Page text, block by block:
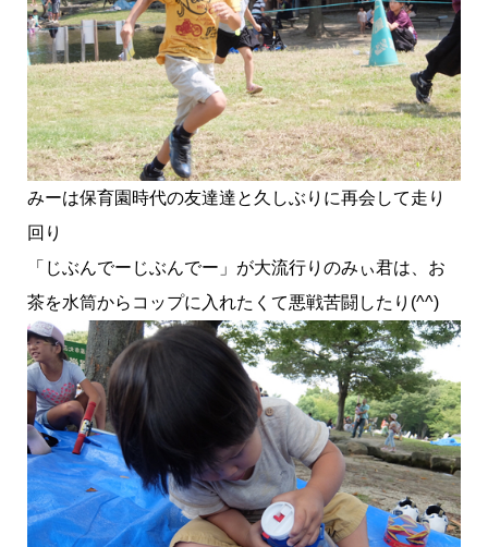
みーは保育園時代の友達達と久しぶりに再会して走り
回り
「じぶんでーじぶんでー」が大流行りのみぃ君は、お
茶を水筒からコップに入れたくて悪戦苦闘したり(^^)